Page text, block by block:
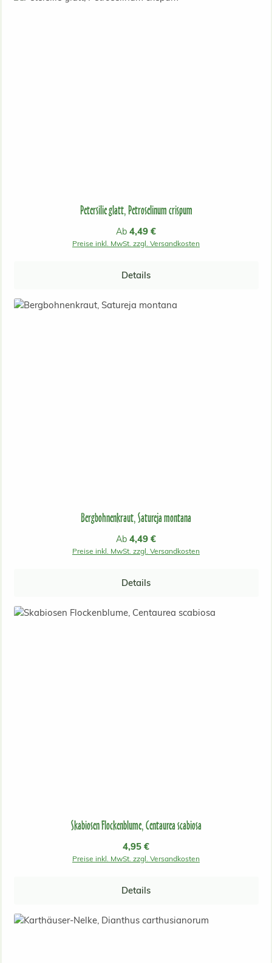
Petersilie glatt, Petroselinum crispum
Regulärer Preis:
Ab 4,49 €
Preise inkl. MwSt. zzgl. Versandkosten
Details
Bergbohnenkraut, Satureja montana
Regulärer Preis:
Ab 4,49 €
Preise inkl. MwSt. zzgl. Versandkosten
Details
Skabiosen Flockenblume, Centaurea scabiosa
Regulärer Preis:
4,95 €
Preise inkl. MwSt. zzgl. Versandkosten
Details